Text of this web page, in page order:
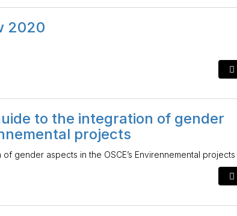
2020
to the integration of gender
projects
gender aspects in the OSCE’s Envirennemental projects